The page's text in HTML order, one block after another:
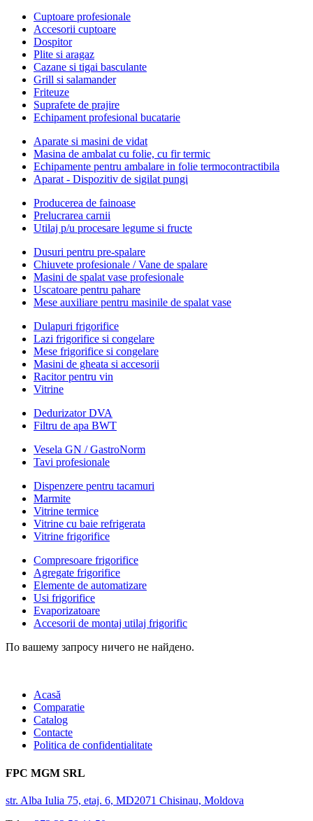
Cuptoare profesionale
Accesorii cuptoare
Dospitor
Plite si aragaz
Cazane si tigai basculante
Grill si salamander
Friteuze
Suprafete de prajire
Echipament profesional bucatarie
Aparate si masini de vidat
Masina de ambalat cu folie, cu fir termic
Echipamente pentru ambalare in folie termocontractibila
Aparat - Dispozitiv de sigilat pungi
Producerea de fainoase
Prelucrarea carnii
Utilaj p/u procesare legume si fructe
Dusuri pentru pre-spalare
Chiuvete profesionale / Vane de spalare
Masini de spalat vase profesionale
Uscatoare pentru pahare
Mese auxiliare pentru masinile de spalat vase
Dulapuri frigorifice
Lazi frigorifice si congelare
Mese frigorifice si congelare
Masini de gheata si accesorii
Racitor pentru vin
Vitrine
Dedurizator DVA
Filtru de apa BWT
Vesela GN / GastroNorm
Tavi profesionale
Dispenzere pentru tacamuri
Marmite
Vitrine termice
Vitrine cu baie refrigerata
Vitrine frigorifice
Compresoare frigorifice
Agregate frigorifice
Elemente de automatizare
Usi frigorifice
Evaporizatoare
Accesorii de montaj utilaj frigorific
По вашему запросу ничего не найдено.
Acasă
Comparatie
Catalog
Contacte
Politica de confidentialitate
FPC MGM SRL
str. Alba Iulia 75, etaj. 6, MD2071 Chisinau, Moldova